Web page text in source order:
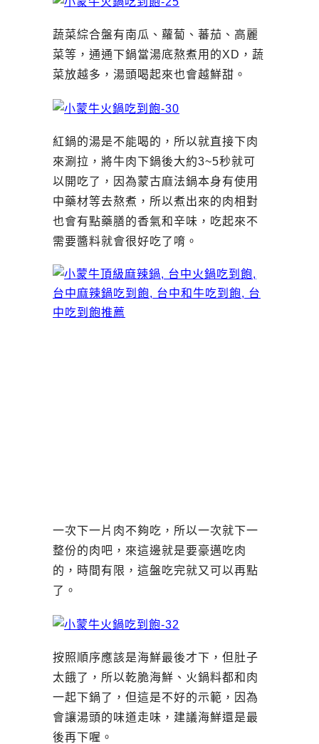
蔬菜綜合盤有南瓜、蘿蔔、蕃茄、高麗
菜等，通通下鍋當湯底熬煮用的XD，蔬
菜放越多，湯頭喝起來也會越鮮甜。
紅鍋的湯是不能喝的，所以就直接下肉
來涮拉，將牛肉下鍋後大約3~5秒就可
以開吃了，因為蒙古麻法鍋本身有使用
中藥材等去熬煮，所以煮出來的肉相對
也會有點藥膳的香氣和辛味，吃起來不
需要醬料就會很好吃了唷。
一次下一片肉不夠吃，所以一次就下一
整份的肉吧，來這邊就是要豪邁吃肉
的，時間有限，這盤吃完就又可以再點
了。
按照順序應該是海鮮最後才下，但肚子
太餓了，所以乾脆海鮮、火鍋料都和肉
一起下鍋了，但這是不好的示範，因為
會讓湯頭的味道走味，建議海鮮還是最
後再下喔。